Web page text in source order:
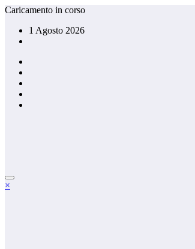
Vai
contenuto
Caricamento in corso
1 Agosto 2026
×